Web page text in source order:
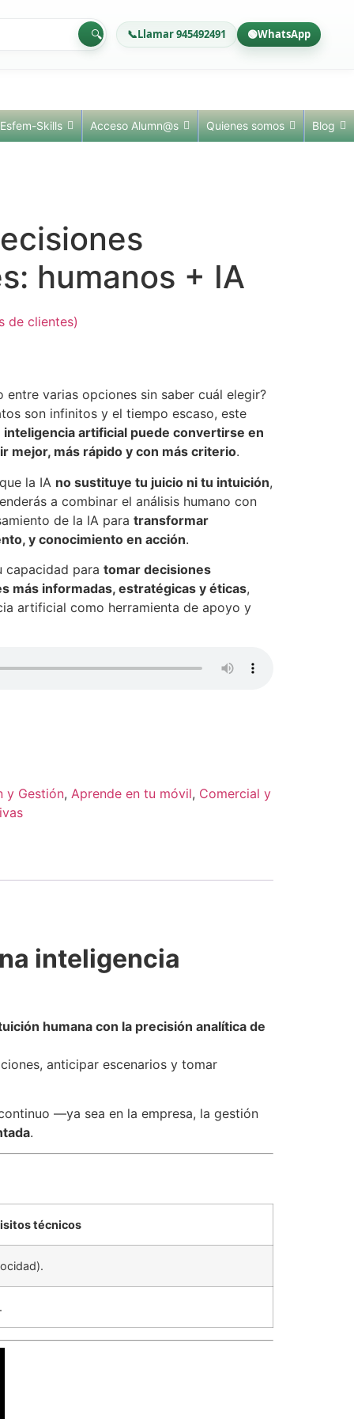
🔍 📞Llamar 945492491 🟢WhatsApp
Esfem-Skills Acceso Alumn@s Quienes somos Blog
humanos + IA
de clientes)
entre varias opciones sin saber cuál elegir?
son infinitos y el tiempo escaso, este
inteligencia artificial puede convertirse en
mejor, más rápido y con más criterio.
la IA no sustituye tu juicio ni tu intuición,
a combinar el análisis humano con
de la IA para transformar
y conocimiento en acción.
para tomar decisiones
más informadas, estratégicas y éticas,
artificial como herramienta de apoyo y
y Gestión, Aprende en tu móvil, Comercial y
inteligencia
humana con la precisión analítica de
anticipar escenarios y tomar
—ya sea en la empresa, la gestión
.
técnicos